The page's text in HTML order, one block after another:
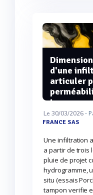
d'une
articuler
tampon
Le 30/03/2026-
FRANCE SAS
Une infiltration
a partir de trois
pluie de projet
hydrogramme,
situ (essais
tampon verifie